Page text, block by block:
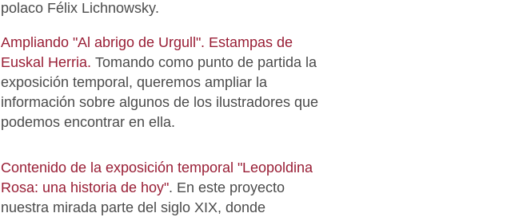
polaco Félix Lichnowsky.
Ampliando "Al abrigo de Urgull". Estampas de
Euskal Herria. Tomando como punto de partida la
exposición temporal, queremos ampliar la
información sobre algunos de los ilustradores que
podemos encontrar en ella.
Contenido de la exposición temporal "Leopoldina
Rosa: una historia de hoy". En este proyecto
nuestra mirada parte del siglo XIX, donde